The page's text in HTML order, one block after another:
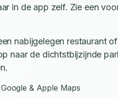
in de app zelf. Zie een
nabijgelegen restaurant
naar de dichtstbijzijnde
& Apple Maps